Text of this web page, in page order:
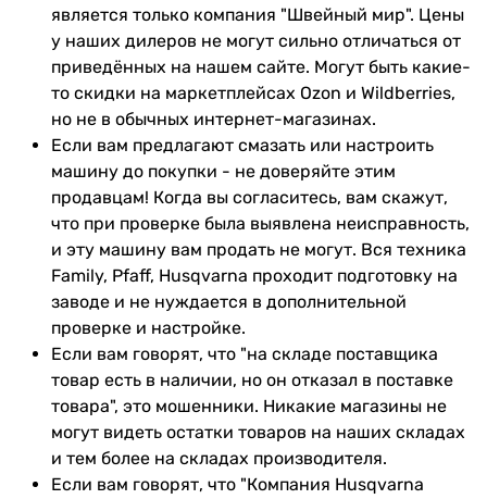
является только компания "Швейный мир". Цены
у наших дилеров не могут сильно отличаться от
приведённых на нашем сайте. Могут быть какие-
то скидки на маркетплейсах Ozon и Wildberries,
но не в обычных интернет-магазинах.
Если вам предлагают смазать или настроить
машину до покупки - не доверяйте этим
продавцам! Когда вы согласитесь, вам скажут,
что при проверке была выявлена неисправность,
и эту машину вам продать не могут. Вся техника
Family, Pfaff, Husqvarna проходит подготовку на
заводе и не нуждается в дополнительной
проверке и настройке.
Если вам говорят, что "на складе поставщика
товар есть в наличии, но он отказал в поставке
товара", это мошенники. Никакие магазины не
могут видеть остатки товаров на наших складах
и тем более на складах производителя.
Если вам говорят, что "Компания Husqvarna